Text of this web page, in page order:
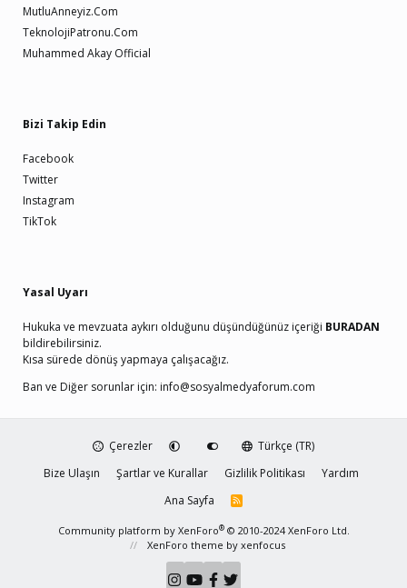
MutluAnneyiz.Com
TeknolojiPatronu.Com
Muhammed Akay Official
Bizi Takip Edin
Facebook
Twitter
Instagram
TikTok
Yasal Uyarı
Hukuka ve mevzuata aykırı olduğunu düşündüğünüz içeriği BURADAN
bildirebilirsiniz.
Kısa sürede dönüş yapmaya çalışacağız.
Ban ve Diğer sorunlar için: info@sosyalmedyaforum.com
Çerezler
Türkçe (TR)
Bize Ulaşın
Şartlar ve Kurallar Gizlilik Politikası
Yardım
Ana Sayfa
R
S
Community platform by XenForo® © 2010-2024 XenForo Ltd.
XenForo theme by xenfocus